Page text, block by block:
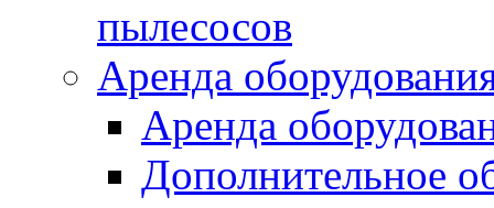
пылесосов
Аренда
Аренда
Дополнительное